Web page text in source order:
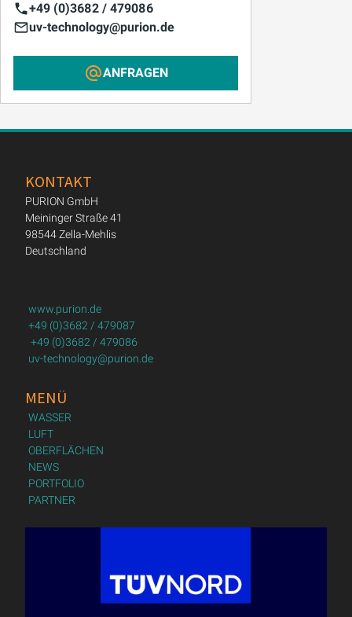
+49 (0)3682 / 479086
uv-technology@purion.de
ANFRAGEN
KONTAKT
PURION GmbH
Meininger Straße 41
98544 Zella-Mehlis
Deutschland
www.purion.de
+49 (0)3682 / 479087
+49 (0)3682 / 479086
uv-technology@purion.de
MENÜ
WASSER
LUFT
OBERFLÄCHEN
NEWS
PORTFOLIO
PARTNER